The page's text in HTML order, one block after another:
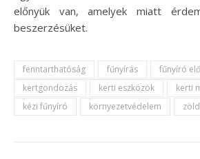
előnyük van, amelyek miatt
beszerzésüket.
fenntarthatóság fűnyírás fűnyíró
kertgondozás
kerti eszközök
kerti
kézi fűnyíró
környezetvédelem